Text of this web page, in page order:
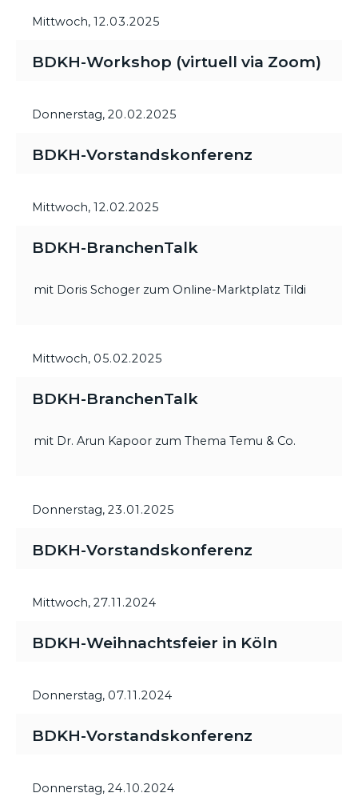
Mittwoch, 12.03.2025
BDKH-Workshop (virtuell via Zoom)
Donnerstag, 20.02.2025
BDKH-Vorstandskonferenz
Mittwoch, 12.02.2025
BDKH-BranchenTalk
mit Doris Schoger zum Online-Marktplatz Tildi
Mittwoch, 05.02.2025
BDKH-BranchenTalk
mit Dr. Arun Kapoor zum Thema Temu & Co.
Donnerstag, 23.01.2025
BDKH-Vorstandskonferenz
Mittwoch, 27.11.2024
BDKH-Weihnachtsfeier in Köln
Donnerstag, 07.11.2024
BDKH-Vorstandskonferenz
Donnerstag, 24.10.2024